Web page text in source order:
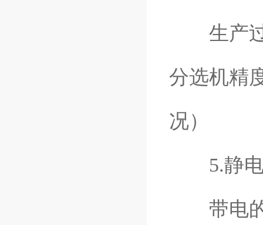
生产过
分选机精
况）
5.静电
带电的